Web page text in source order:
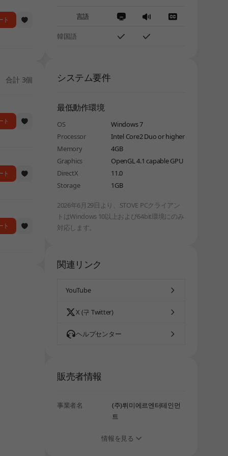
ト
合計 3個
ト
ト
ト
言語
韓国語
システム要件
最低動作環境
OS
Windows 7
Processor
Intel Core2 Duo or higher
Memory
4GB
Graphics
OpenGL 4.1 capable GPU
DirectX
11.0
Storage
1GB
2026年6月29日より、STOVE PCクライアン
トはWindows 10以上および64bit環境にのみ
対応します。
関連リンク
YouTube
X (구 Twitter)
ヘルプセンター
販売者情報
事業者名
(주)뤼미에르엔터테인먼
트
情報を見る
く経ってから、再度お試しください。